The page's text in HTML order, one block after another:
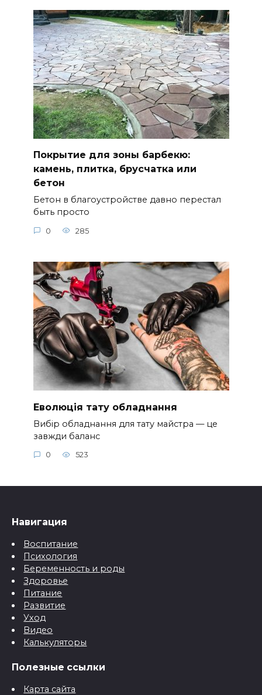
Покрытие для зоны барбекю:
камень, плитка, брусчатка или
бетон
Бетон в благоустройстве давно перестал
быть просто
0 285
Еволюція тату обладнання
Вибір обладнання для тату майстра — це
завжди баланс
0 523
Навигация
Воспитание
Психология
Беременность и роды
Здоровье
Питание
Развитие
Уход
Видео
Калькуляторы
Полезные ссылки
Карта сайта